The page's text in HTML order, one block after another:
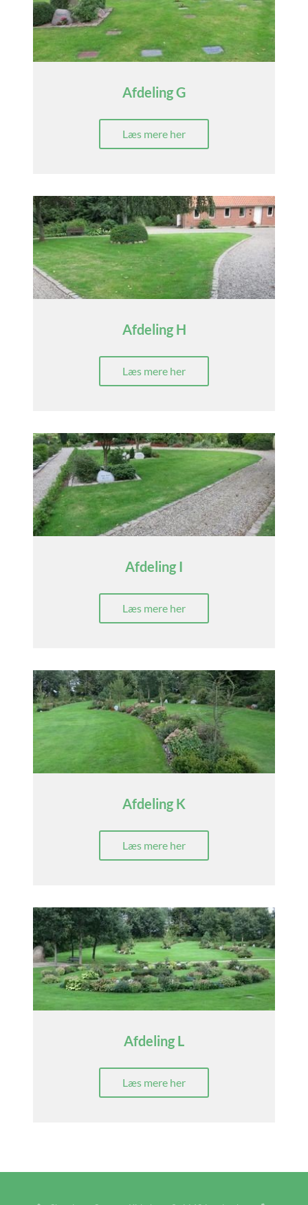
Afdeling G
Læs mere her
Afdeling H
Læs mere her
Afdeling I
Læs mere her
Afdeling K
Læs mere her
Afdeling L
Læs mere her